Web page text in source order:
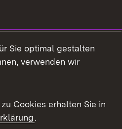
Sie optimal gestalten
verwenden wir
Cookies erhalten Sie in
.